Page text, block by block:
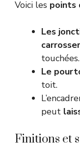
Voici les points
Les
touchées.
Le
toit.
peut
Finitions et